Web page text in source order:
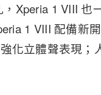
Xperia 1 VIII
1 VIII 配備新
化立體聲表現；